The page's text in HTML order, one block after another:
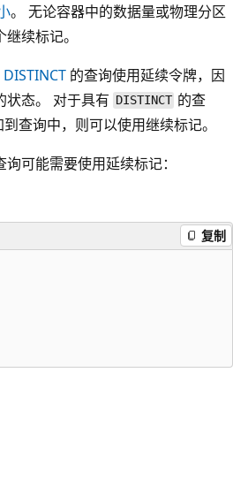
。 无论容器中的数据量或物理分区
续标记。
DISTINCT 的查询使用延续令牌，因
状态。 对于具有 DISTINCT 的查
查询中，则可以使用继续标记。
可能需要使用延续标记：
复制